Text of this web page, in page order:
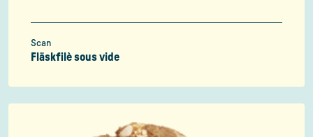
Scan
Fläskfilè sous vide